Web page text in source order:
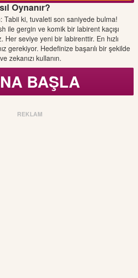
Oynanır?
Tabii ki, tuvaleti son saniyede bulma!
ile gergin ve komik bir labirent kaçışı
Her seviye yeni bir labirenttir. En hızlı
gerekiyor. Hedefinize başarılı bir şekilde
zekanızı kullanın.
BAŞLA
REKLAM